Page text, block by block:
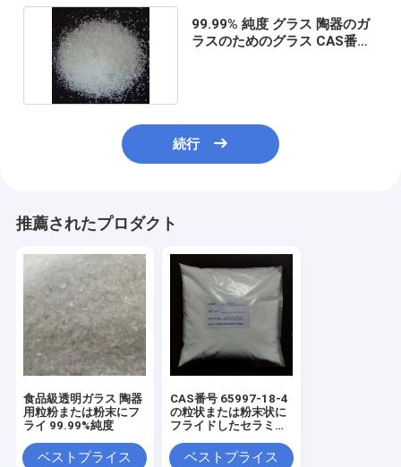
99.99% 純度 グラス 陶器のガ
ラスのためのグラス CAS番号
続行
推薦されたプロダクト
食品級透明ガラス 陶器
用粒粉または粉末にフ
ライ 99.99%純度
ベストプライス
CAS番号 65997-18-4
の粒状または粉末状に
フライドしたセラミッ
ベストプライス